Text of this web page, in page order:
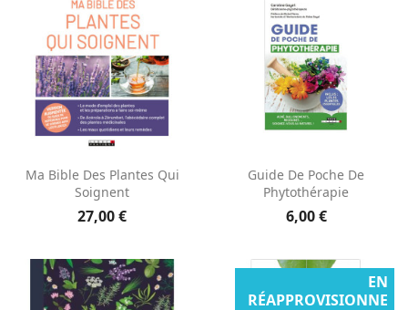
Ma Bible Des Plantes Qui
Soignent
27,00 €
Guide De Poche De
Phytothérapie
6,00 €
EN
RÉAPPROVISIONNE